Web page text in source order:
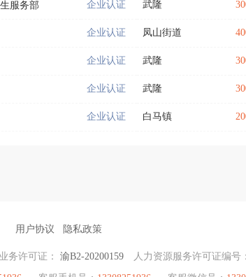
服务部 企业认证 武隆
企业认证 凤山街道
企业认证 武隆
企业认证 武隆
企业认证 白马镇
用户协议 隐私政策
务许可证： 渝B2-20200159 人力资源服务许可证编号